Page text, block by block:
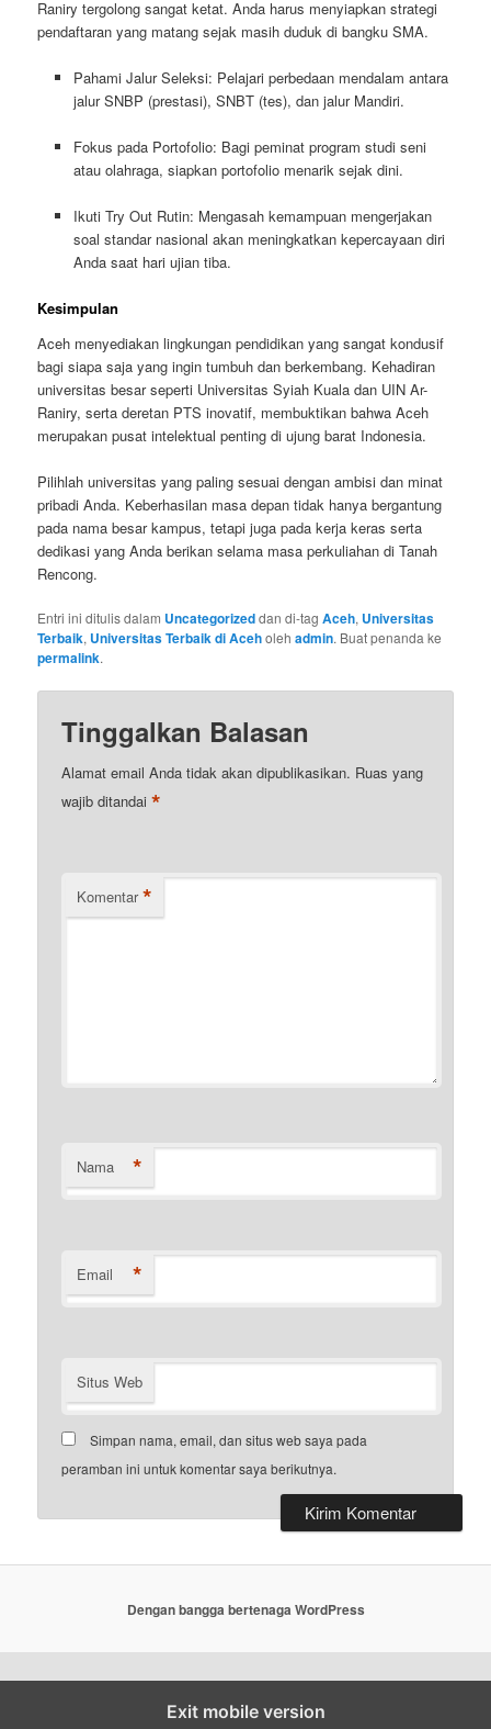
Raniry tergolong sangat ketat. Anda harus menyiapkan strategi
pendaftaran yang matang sejak masih duduk di bangku SMA.
Pahami Jalur Seleksi: Pelajari perbedaan mendalam antara
jalur SNBP (prestasi), SNBT (tes), dan jalur Mandiri.
Fokus pada Portofolio: Bagi peminat program studi seni
atau olahraga, siapkan portofolio menarik sejak dini.
Ikuti Try Out Rutin: Mengasah kemampuan mengerjakan
soal standar nasional akan meningkatkan kepercayaan diri
Anda saat hari ujian tiba.
Kesimpulan
Aceh menyediakan lingkungan pendidikan yang sangat kondusif
bagi siapa saja yang ingin tumbuh dan berkembang. Kehadiran
universitas besar seperti Universitas Syiah Kuala dan UIN Ar-
Raniry, serta deretan PTS inovatif, membuktikan bahwa Aceh
merupakan pusat intelektual penting di ujung barat Indonesia.
Pilihlah universitas yang paling sesuai dengan ambisi dan minat
pribadi Anda. Keberhasilan masa depan tidak hanya bergantung
pada nama besar kampus, tetapi juga pada kerja keras serta
dedikasi yang Anda berikan selama masa perkuliahan di Tanah
Rencong.
Entri ini ditulis dalam Uncategorizeddan di-tagAceh, Universitas
Terbaik, Universitas Terbaik di Aceholehadmin. Buat penanda ke
permalink.
Tinggalkan Balasan
Alamat email Anda tidak akan dipublikasikan. Ruas yang
wajib ditandai*
Komentar *
Nama *
Email *
Situs Web
Simpan nama, email, dan situs web saya pada
peramban ini untuk komentar saya berikutnya.
Dengan bangga bertenaga WordPress
Exit mobile version